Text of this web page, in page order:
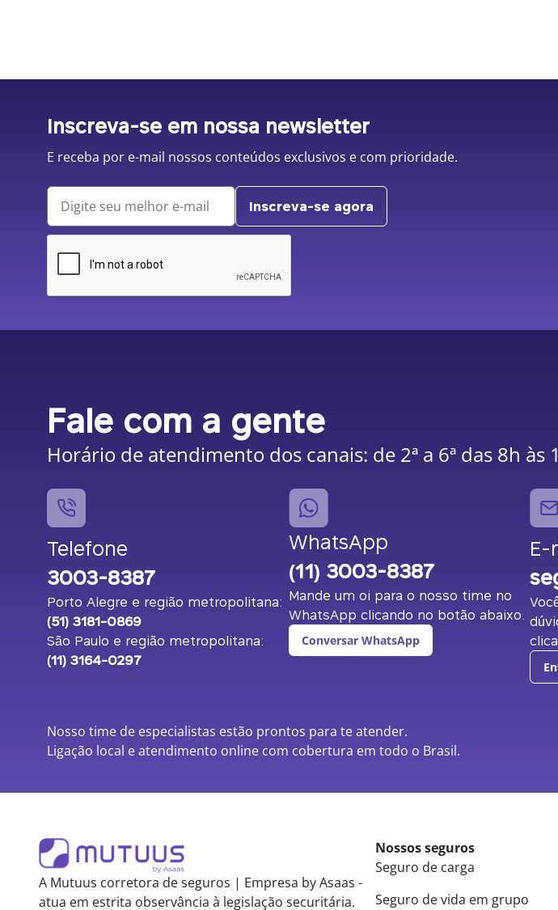
Inscreva-se em nossa newsletter
E receba por e-mail nossos conteúdos exclusivos e com prioridade.
Inscreva-se agora
Fale com a gente
Horário de atendimento dos canais: de 2ª a 6ª das 8h às
Telefone
3003-8387
Porto Alegre e região metropolitana:
(51) 3181-0869
São Paulo e região metropolitana:
(11) 3164-0297
WhatsApp
(11) 3003-8387
Mande um oi para o nosso time no
WhatsApp clicando no botão abaixo.
Conversar WhatsApp
E-
Nosso time de especialistas estão prontos para te atender.
Ligação local e atendimento online com cobertura em todo o Brasil.
A Mutuus corretora de seguros | Empresa by Asaas -
atua em estrita observância à legislação securitária.
Nossos seguros
Seguro de carga
Seguro de vida em grupo